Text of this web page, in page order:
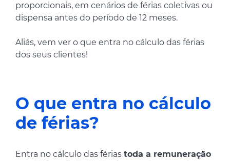
proporcionais, em cenários de férias coletivas ou
dispensa antes do período de 12 meses.
Aliás, vem ver o que entra no cálculo das férias
dos seus clientes!
O que entra no cálculo
de férias?
Entra no cálculo das férias toda a remuneração